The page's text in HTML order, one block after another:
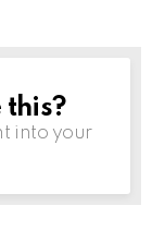
this?
into your